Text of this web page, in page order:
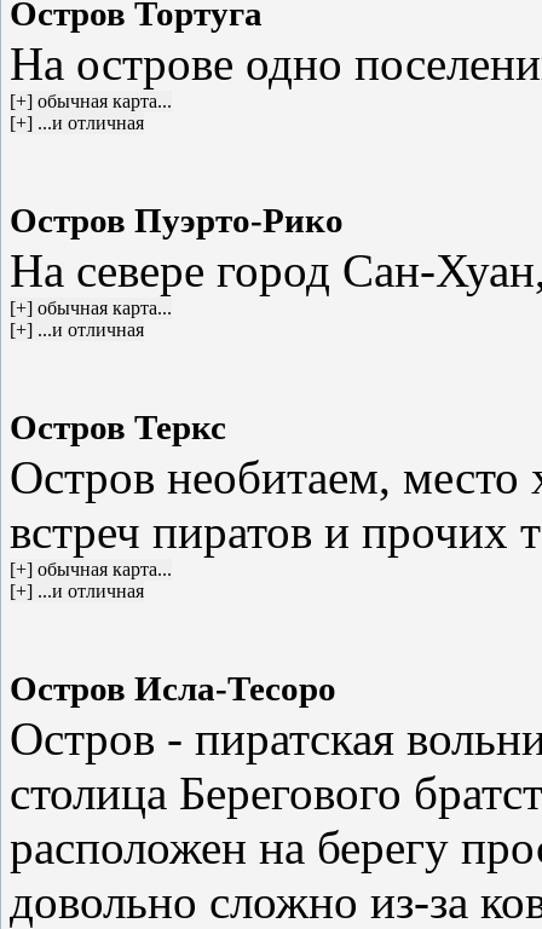
Остров Тортуга
На острове одно
Остров Пуэрто-Рико
На севере город Сан-
Остров Теркс
Остров необитаем, место
встреч пиратов и прочих
Остров Исла-Тесоро
Остров - пиратская
столица Берегового
расположен на берегу
довольно сложно из-за